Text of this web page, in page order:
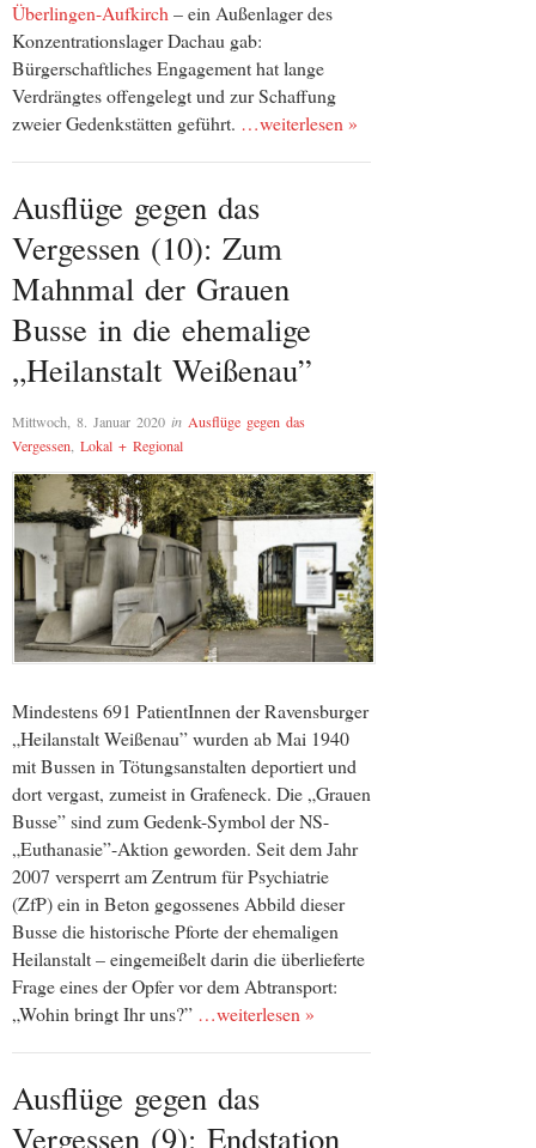
Überlingen-Aufkirch – ein Außenlager des
Konzentrationslager Dachau gab:
Bürgerschaftliches Engagement hat lange
Verdrängtes offengelegt und zur Schaffung
zweier Gedenkstätten geführt. …weiterlesen »
Ausflüge gegen das
Vergessen (10): Zum
Mahnmal der Grauen
Busse in die ehemalige
„Heilanstalt Weißenau”
Mittwoch, 8. Januar 2020 in Ausflüge gegen das
Vergessen Lokal + Regional
Mindestens 691 PatientInnen der Ravensburger
„Heilanstalt Weißenau” wurden ab Mai 1940
mit Bussen in Tötungsanstalten deportiert und
dort vergast, zumeist in Grafeneck. Die „Grauen
Busse” sind zum Gedenk-Symbol der NS-
„Euthanasie”-Aktion geworden. Seit dem Jahr
2007 versperrt am Zentrum für Psychiatrie
(ZfP) ein in Beton gegossenes Abbild dieser
Busse die historische Pforte der ehemaligen
Heilanstalt – eingemeißelt darin die überlieferte
Frage eines der Opfer vor dem Abtransport:
„Wohin bringt Ihr uns?” …weiterlesen »
Ausflüge gegen das
Vergessen (9): Endstation